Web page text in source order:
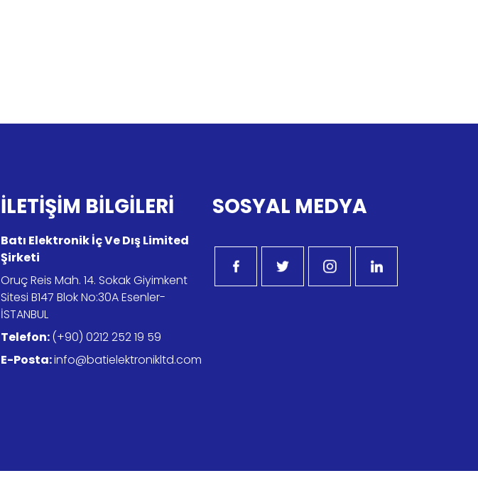
İLETİŞİM BİLGİLERİ
Batı Elektronik İç Ve Dış Limited
Şirketi
Oruç Reis Mah. 14. Sokak Giyimkent
Sitesi B147 Blok No:30A Esenler-
İSTANBUL
Telefon:(+90) 0212 252 19 59
E-Posta:info@batielektronikltd.com
SOSYAL MEDYA